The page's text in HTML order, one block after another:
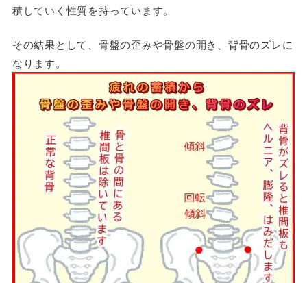
積していく性質を持っています。
その結果として、骨盤の歪みや骨盤の開き、背骨のズレに
なります。